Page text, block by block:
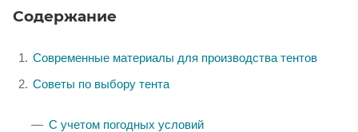
Содержание
Современные материалы для производства тентов
Советы по выбору тента
С учетом погодных условий